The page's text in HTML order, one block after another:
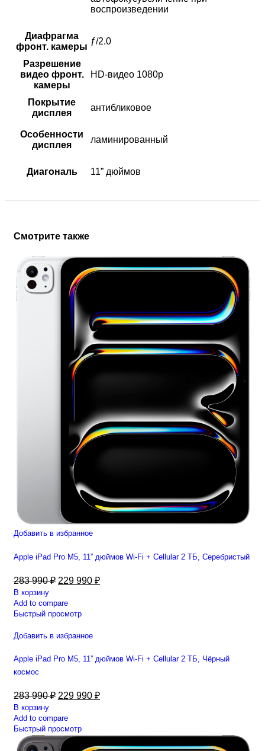
воспроизведении
Диафрагма
фронт. камеры
ƒ/2.0
Разрешение
видео фронт.
камеры
HD-видео 1080p
Покрытие
дисплея
антибликовое
Особенности
дисплея
ламинированный
Диагональ 11” дюймов
Смотрите также
Добавить в избранное
Apple iPad Pro M5, 11” дюймов Wi-Fi + Cellular 2 ТБ, Серебристый
283 990₽ 229 990 ₽
В корзину
Add to compare
Быстрый просмотр
Добавить в избранное
Apple iPad Pro M5, 11” дюймов Wi-Fi + Cellular 2 ТБ, Чёрный
космос
283 990₽ 229 990 ₽
В корзину
Add to compare
Быстрый просмотр